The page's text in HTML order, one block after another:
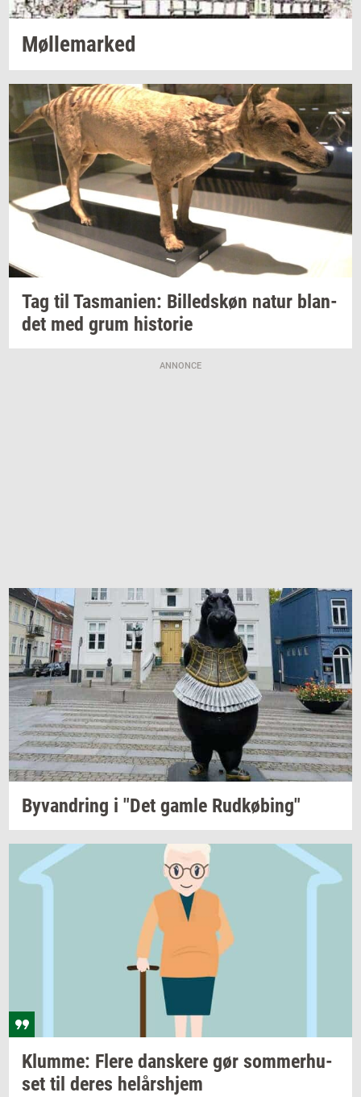
Møl­le­mar­ked
Tag til Tas­ma­ni­en: Bil­leds­køn natur blan­
det med grum hi­sto­rie
ANNONCE
Byvan­dring i "Det gamle Rud­kø­bing"
Klum­me: Flere dan­ske­re gør som­mer­hu­
set til deres helårs­hjem